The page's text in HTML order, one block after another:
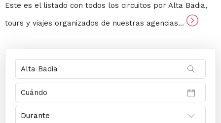
Este es el listado con todos los circuitos por Alta Badia,
tours y viajes organizados de nuestras agencias...